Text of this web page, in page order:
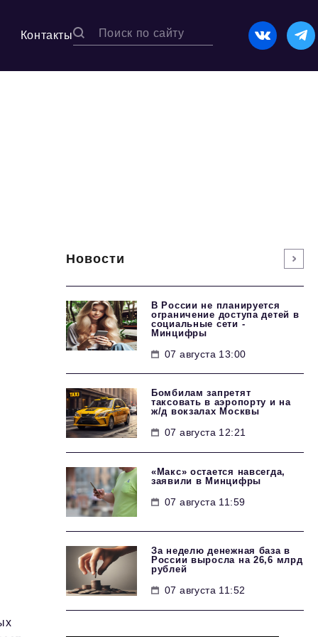
Контакты
Новости
В России не планируется
ограничение доступа детей в
социальные сети -
Минцифры
07 августа 13:00
Бомбилам запретят
таксовать в аэропорту и на
ж/д вокзалах Москвы
07 августа 12:21
«Макс» остается навсегда,
заявили в Минцифры
07 августа 11:59
За неделю денежная база в
России выросла на 26,6 млрд
рублей
07 августа 11:52